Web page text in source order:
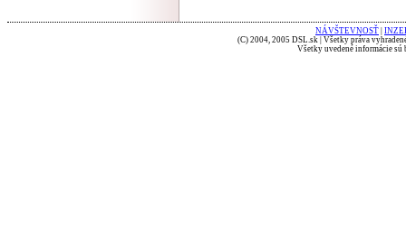
NÁVŠTEVNOSŤ
(C) 2004, 2005 DSL.sk | Všetky práva
Všetky uvedené informácie sú